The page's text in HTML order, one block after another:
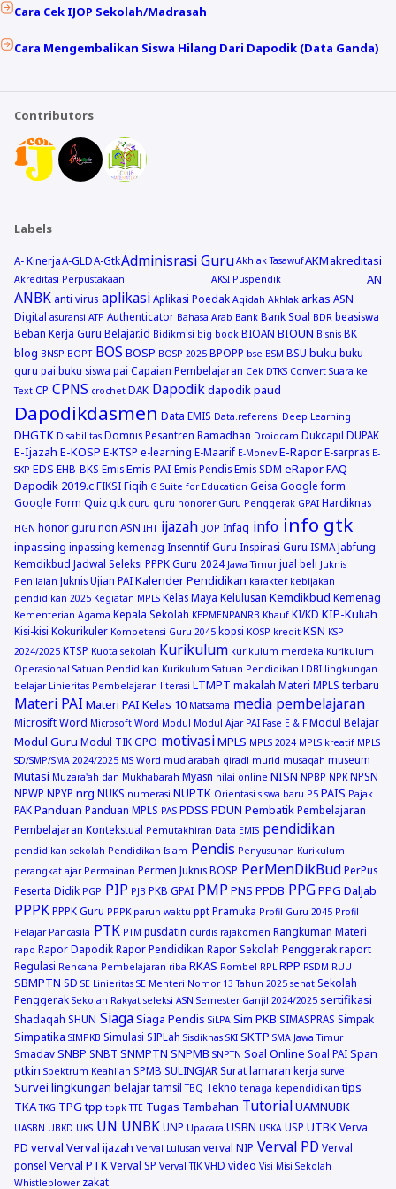
Cara Cek IJOP Sekolah/Madrasah
Cara Mengembalikan Siswa Hilang Dari Dapodik (Data Ganda)
Contributors
Labels
A- KinerjaA-GLDA-GtkAdminisrasi GuruAkhlak TasawufAKMakreditasi
Akreditasi Perpustakaan AKSI Puspendik AN
ANBK anti virus aplikasi Aplikasi Poedak Aqidah Akhlak arkas ASN
Digital asuransi ATP Authenticator Bahasa Arab Bank Bank Soal BDR beasiswa
Beban Kerja Guru Belajar.id Bidikmisi big book BIOAN BIOUN Bisnis BK
blog BNSP BOPT BOS BOSP BOSP 2025 BPOPP bse BSM BSU buku buku
guru pai buku siswa pai Capaian Pembelajaran Cek DTKS Convert Suara ke
Text CP CPNS crochet DAK Dapodikdapodik paud
Dapodikdasmen Data EMIS Data.referensi Deep Learning
DHGTK Disabilitas Domnis Pesantren Ramadhan Droidcam Dukcapil DUPAK
E-Ijazah E-KOSP E-KTSP e-learning E-Maarif E-Monev E-Rapor E-sarpras E-
SKP EDS EHB-BKS Emis Emis PAI Emis Pendis Emis SDM eRaporFAQ
Dapodik 2019.c FIKSI Fiqih G Suite for Education Geisa Google form
Google Form Quiz gtk guru guru honorer Guru Penggerak GPAI Hardiknas
HGN honor guru non ASN IHT ijazah IJOP Infaq info info gtk
inpassing inpassing kemenag Insenntif Guru Inspirasi Guru ISMA Jabfung
Kemdikbud Jadwal Seleksi PPPK Guru 2024 Jawa Timur jual beli Juknis
Penilaian Juknis Ujian PAI Kalender Pendidikan karakter kebijakan
pendidikan 2025 Kegiatan MPLS Kelas Maya Kelulusan Kemdikbud Kemenag
Kementerian Agama Kepala Sekolah KEPMENPANRB Khauf KI/KD KIP-Kuliah
Kisi-kisi Kokurikuler Kompetensi Guru 2045 kopsi KOSP kredit KSN KSP
2024/2025 KTSP Kuota sekolah Kurikulum kurikulum merdeka Kurikulum
Operasional Satuan Pendidikan Kurikulum Satuan Pendidikan LDBI lingkungan
belajar Linieritas Pembelajaran literasi LTMPT makalah Materi MPLS terbaru
Materi PAI Materi PAI Kelas 10 Matsama media pembelajaran
Microsift Word Microsoft Word Modul Modul Ajar PAI Fase E & F Modul Belajar
Modul Guru Modul TIK GPO motivasiMPLS MPLS 2024 MPLS kreatif MPLS
SD/SMP/SMA 2024/2025 MS Word mudlarabah qiradl murid musaqah museum
Mutasi Muzara'ah dan Mukhabarah Myasn nilai online NISN NPBP NPK NPSN
NPWP NPYP nrg NUKS numerasi NUPTK Orientasi siswa baru P5 PAIS Pajak
PAK Panduan Panduan MPLS PAS PDSS PDUN Pembatik Pembelajaran
Pembelajaran Kontekstual Pemutakhiran Data EMIS pendidikan
pendidikan sekolah Pendidikan Islam Pendis Penyusunan Kurikulum
perangkat ajar Permainan Permen Juknis BOSP PerMenDikBud PerPus
Peserta Didik PGP PIP PJB PKB GPAI PMP PNS PPDB PPGPPG Daljab
PPPK PPPK Guru PPPK paruh waktu ppt Pramuka Profil Guru 2045 Profil
Pelajar Pancasila PTK PTM pusdatin qurdis rajakomen Rangkuman Materi
rapo Rapor Dapodik Rapor Pendidikan Rapor Sekolah Penggerak raport
Regulasi Rencana Pembelajaran riba RKAS Rombel RPL RPP RSDM RUU
SBMPTN SD SE Linieritas SE Menteri Nomor 13 Tahun 2025 sehat Sekolah
Penggerak Sekolah Rakyat seleksi ASN Semester Ganjil 2024/2025 sertifikasi
Shadaqah SHUN SiagaSiaga Pendis SiLPA Sim PKB SIMASPRAS Simpak
Simpatika SIMPKB Simulasi SIPLah Sisdiknas SKI SKTP SMA Jawa Timur
Smadav SNBP SNBT SNMPTN SNPMB SNPTN Soal Online Soal PAI Span
ptkin Spektrum Keahlian SPMB SULINGJAR Surat lamaran kerja survei
Survei lingkungan belajar tamsil TBQ Tekno tenaga kependidikan tips
TKA TKG TPG tpp tppk TTE Tugas Tambahan TutorialUAMNUBK
UASBN UBKD UKS UN UNBK UNP Upacara USBN USKA USP UTBK Verva
PD verval Verval ijazah Verval Lulusan verval NIP Verval PD Verval
ponsel Verval PTK Verval SP Verval TIK VHD video Visi Misi Sekolah
Whistleblower zakat